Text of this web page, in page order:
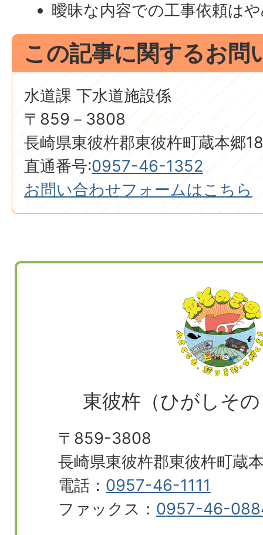
曖昧な内容での工事依頼は
この記事に関するお問
水道課 下水道施設係
〒859－3808
長崎県東彼杵郡東彼杵町蔵本郷
直通番号:0957-46-1352
お問い合わせフォームはこちら
東彼杵（ひがしそ
〒859-3808
長崎県東彼杵郡東彼杵町蔵
電話： 0957-46-1111
ファックス： 0957-46-